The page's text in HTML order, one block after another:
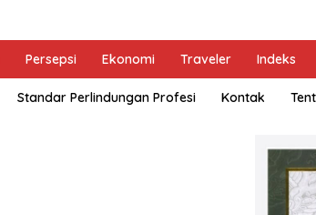
Persepsi Ekonomi Traveler Indeks
Standar Perlindungan Profesi Kontak